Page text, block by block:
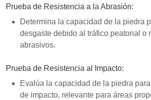
Prueba de Resistencia a la Abrasión:
Determina la capacidad de la piedra
desgaste debido al tráfico peatonal o
abrasivos.
Prueba de Resistencia al Impacto:
Evalúa la capacidad de la piedra
de impacto, relevante para áreas